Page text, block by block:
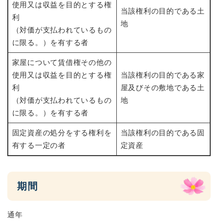
使用又は収益を目的とする権
利
（対価が支払われているもの
に限る。）を有する者
当該権利の目的である土
地
家屋について賃借権その他の
使用又は収益を目的とする権
利
（対価が支払われているもの
に限る。）を有する者
当該権利の目的である家
屋及びその敷地である土
地
固定資産の処分をする権利を
有する一定の者
当該権利の目的である固
定資産
期間
通年